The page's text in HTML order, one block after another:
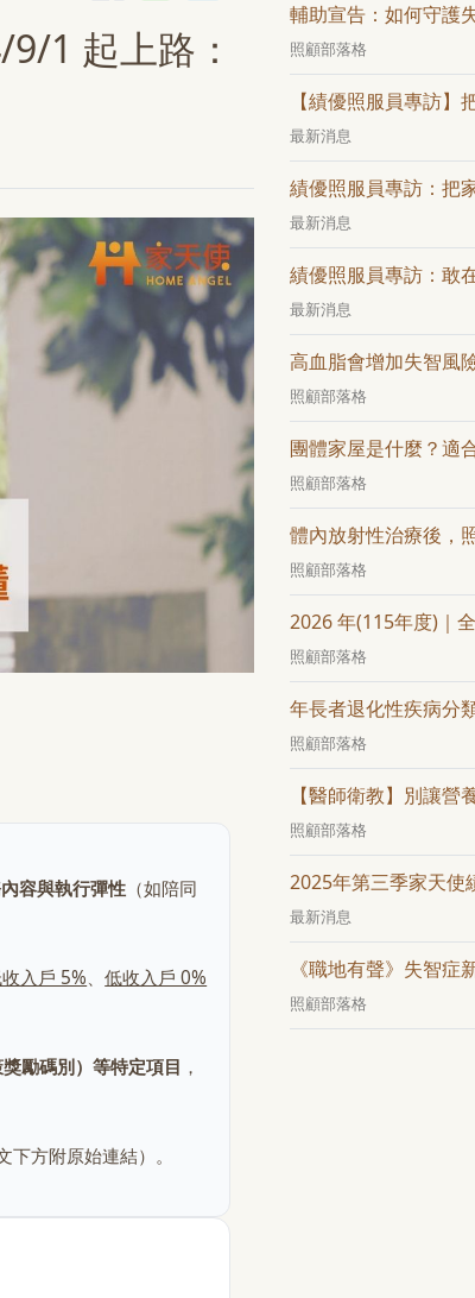
1 起上路：
容與執行彈性 （如陪同
入戶 5%、低收入戶 0%
勵碼別）等特定項目 ，
方附原始連結）。
輔助宣告：如何守護
照顧部落格
【績優照服員專訪
最新消息
績優照服員專訪：把
最新消息
績優照服員專訪：敢
最新消息
高血脂會增加失智風
照顧部落格
團體家屋是什麼？適
照顧部落格
體內放射性治療後，
照顧部落格
2026 年(115年度)｜
照顧部落格
年長者退化性疾病分
照顧部落格
【醫師衛教】別讓營
照顧部落格
2025年第三季家天使
最新消息
《職地有聲》失智
照顧部落格